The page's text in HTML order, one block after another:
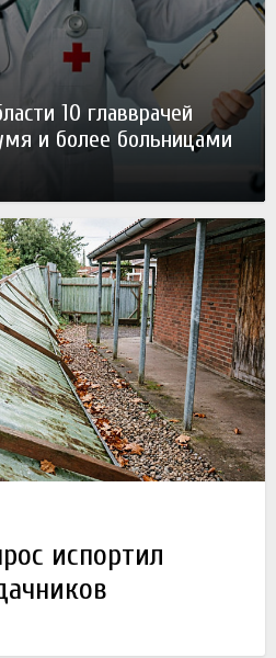
10 главврачей
и более больницами
испортил